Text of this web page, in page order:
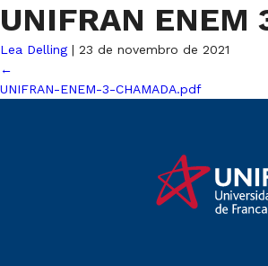
UNIFRAN ENEM
Lea Delling | 23 de novembro de 2021
←
UNIFRAN-ENEM-3-CHAMADA.pdf